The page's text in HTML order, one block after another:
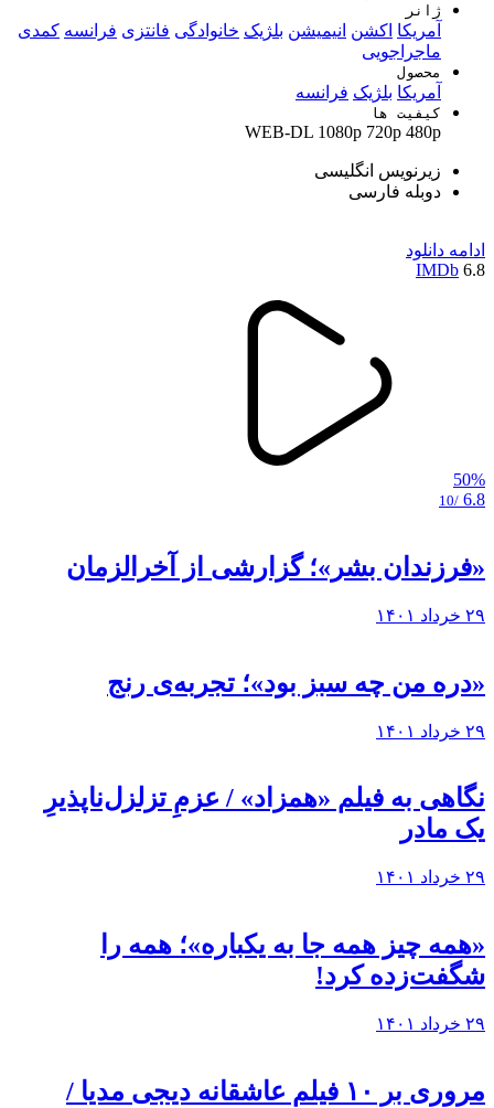
ژانر
آمریکا اکشن انیمیشن بلژیک خانوادگی فانتزی فرانسه کمدی
ماجراجویی
محصول
آمریکا بلژیک فرانسه
کیفیت ها
WEB-DL 1080p 720p 480p
زیرنویس انگلیسی
دوبله فارسی
ادامه دانلود
6.8
IMDb
50%
6.8
/10
«فرزندان بشر»؛ گزارشی از آخرالزمان
۲۹ خرداد ۱۴۰۱
«دره من چه سبز بود»؛ تجربه‌ی رنج
۲۹ خرداد ۱۴۰۱
نگاهی به فيلم «همزاد» / عزمِ تزلزل‌ناپذیرِ
یک مادر
۲۹ خرداد ۱۴۰۱
«همه چیز همه جا به یکباره»؛ همه را
شگفت‌زده کرد!
۲۹ خرداد ۱۴۰۱
مروری بر ۱۰ فیلم عاشقانه دیجی مدیا /